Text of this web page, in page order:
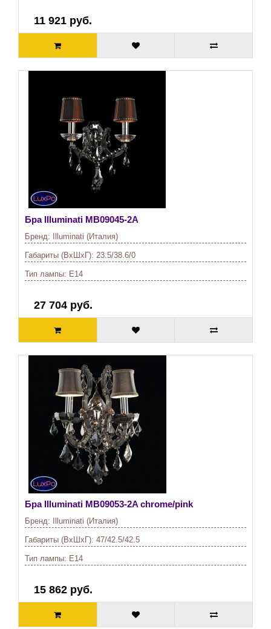
11 921 руб.
Бра Illuminati MB09045-2A
Бренд: Illuminati (Италия)
Габариты (ВхШхГ): 23.5/38.6/0
Тип лампы: E14
27 704 руб.
Бра Illuminati MB09053-2A chrome/pink
Бренд: Illuminati (Италия)
Габариты (ВхШхГ): 47/42.5/42.5
Тип лампы: E14
15 862 руб.